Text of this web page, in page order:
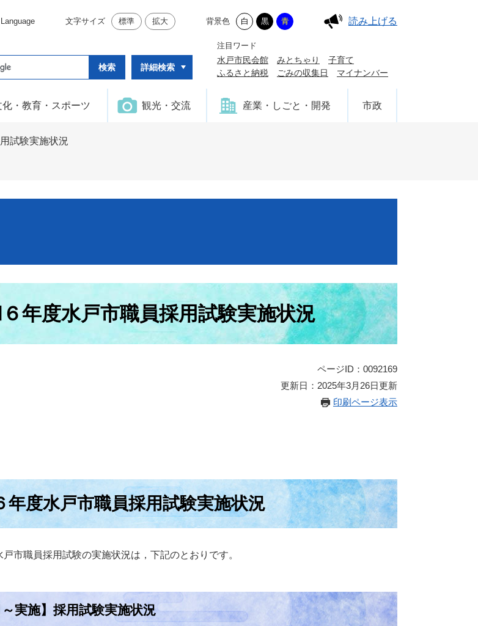
文字サイズ 標準 拡大 背景色 白 黒 青 読み上げる
詳細検索
注目ワード
水戸市民会館 みとちゃり
子育て
ふるさと納税
ごみの収集日 マイナンバー
化・教育・スポーツ 観光・交流 産業・しごと・開発 市政
試験実施状況
年度水戸市職員採用試験実施状況
ページID：0092169
更新日：2025年3月26日更新
印刷ページ表示
年度水戸市職員採用試験実施状況
市職員採用試験の実施状況は，下記のとおりです。
～実施】採用試験実施状況